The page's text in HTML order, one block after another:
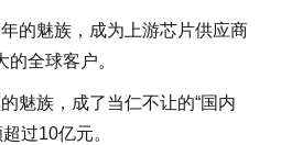
魅族，成为上游芯片供应商
全球客户。
族，成了当仁不让的“国内
过10亿元。